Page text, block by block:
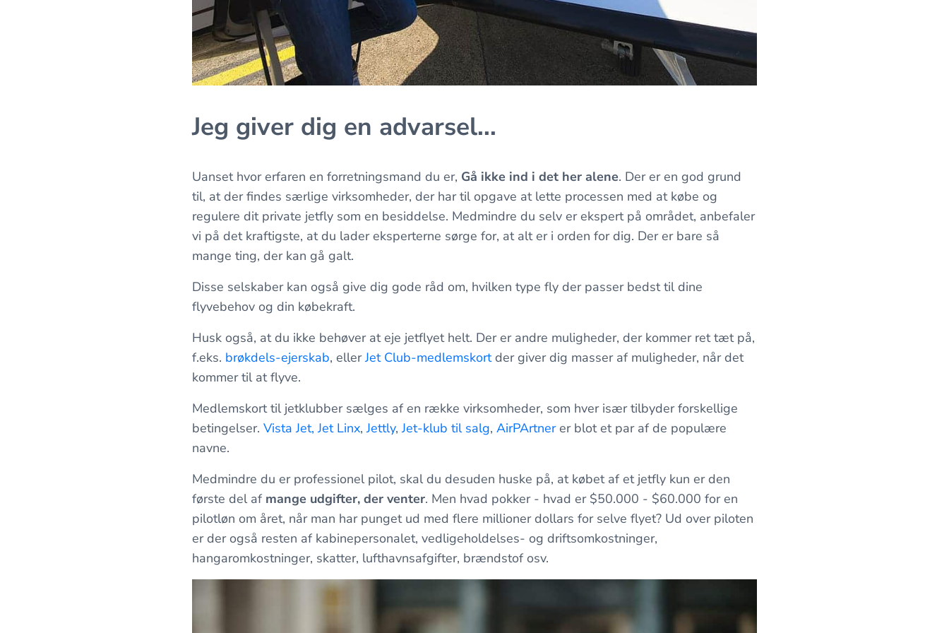
Jeg giver dig en advarsel...
Uanset hvor erfaren en forretningsmand du er, Gå ikke ind i det her alene. Der er en god grund
til, at der findes særlige virksomheder, der har til opgave at lette processen med at købe og
regulere dit private jetfly som en besiddelse. Medmindre du selv er ekspert på området, anbefaler
vi på det kraftigste, at du lader eksperterne sørge for, at alt er i orden for dig. Der er bare så
mange ting, der kan gå galt.
Disse selskaber kan også give dig gode råd om, hvilken type fly der passer bedst til dine
flyvebehov og din købekraft.
Husk også, at du ikke behøver at eje jetflyet helt. Der er andre muligheder, der kommer ret tæt på,
f.eks. brøkdels-ejerskab, ellerJet Club-medlemskortder giver dig masser af muligheder, når det
kommer til at flyve.
Medlemskort til jetklubber sælges af en række virksomheder, som hver især tilbyder forskellige
betingelser. Vista Jet, Jet Linx,Jettly,Jet-klub til salg, AirPArtnerer blot et par af de populære
navne.
Medmindre du er professionel pilot, skal du desuden huske på, at købet af et jetfly kun er den
første del af mange udgifter, der venter. Men hvad pokker - hvad er $50.000 - $60.000 for en
pilotløn om året, når man har punget ud med flere millioner dollars for selve flyet? Ud over piloten
er der også resten af kabinepersonalet, vedligeholdelses- og driftsomkostninger,
hangaromkostninger, skatter, lufthavnsafgifter, brændstof osv.